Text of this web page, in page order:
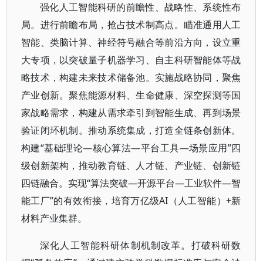
强化人工智能科研的前瞻性、战略性、系统性布
局。进行前瞻布局，抢占技术制高点。瞄准通用人工
智能、类脑计算、神经符号融合等前沿方向，设立重
大专项，以突破量子机器学习、自主科研智能体等战
略技术，构建未来技术储备池。实施战略协同，聚焦
产业创新。聚焦能源材料、生命健康、深空探测等国
家战略需求，构建从需求牵引到智能生成、再到场景
验证闭环机制。推动系统集成，打造全链条创新体。
构建“基础理论—核心算法—平台工具—场景应用”四
级创新架构，推动教育链、人才链、产业链、创新链
四链融合。实现“算法突破—开源平台—工业软件—智
能工厂”的有效衔接，培育万亿级AI（人工智能）+新
材料产业集群。
深化人工智能科研体制机制改革。打破科研数